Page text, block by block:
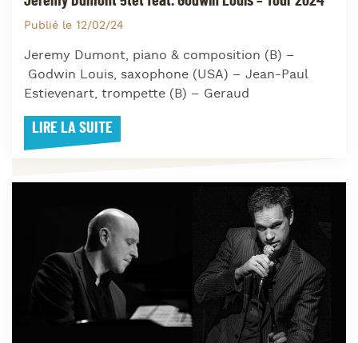
Publié le 12/02/24
Jeremy Dumont, piano & composition (B) –
Godwin Louis, saxophone (USA) – Jean-Paul
Estievenart, trompette (B) – Geraud
LIRE LA SUITE